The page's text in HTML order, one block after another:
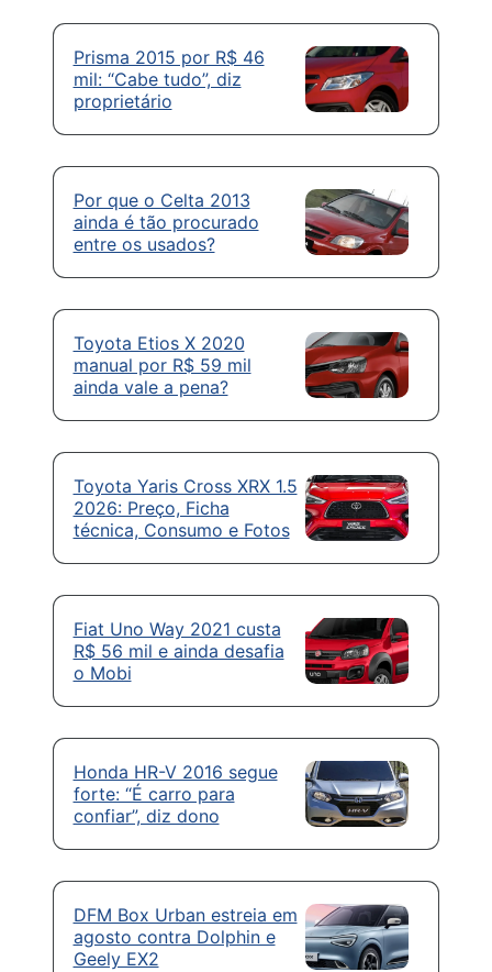
Prisma 2015 por R$ 46
mil: “Cabe tudo”, diz
proprietário
Por que o Celta 2013
ainda é tão procurado
entre os usados?
Toyota Etios X 2020
manual por R$ 59 mil
ainda vale a pena?
Toyota Yaris Cross XRX 1.5
2026: Preço, Ficha
técnica, Consumo e Fotos
Fiat Uno Way 2021 custa
R$ 56 mil e ainda desafia
o Mobi
Honda HR-V 2016 segue
forte: “É carro para
confiar”, diz dono
DFM Box Urban estreia em
agosto contra Dolphin e
Geely EX2